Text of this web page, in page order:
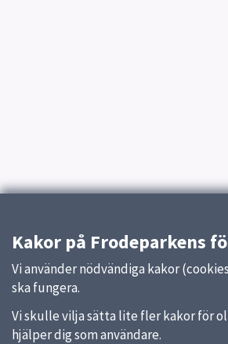
Kakor på Frodeparkens
Vi använder nödvändiga kakor
ska fungera.
Vi skulle vilja sätta lite fler kakor för
hjälper dig som användare.